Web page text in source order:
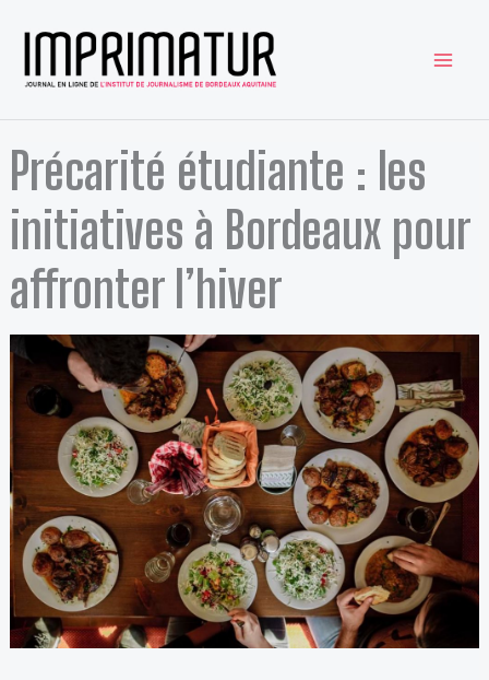
Précarité étudiante : les
initiatives à Bordeaux pour
affronter l’hiver